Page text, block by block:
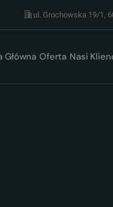
ul. Grochowska 19/1,
Główna Oferta Nasi